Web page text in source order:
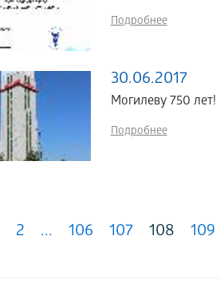
Подробнее
30.06.2017
Могилеву 750 лет!
Подробнее
2 ... 106 107 108 109